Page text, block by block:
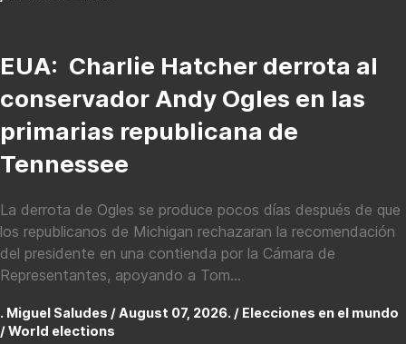
EUA: Charlie Hatcher derrota al
conservador Andy Ogles en las
primarias republicana de
Tennessee
La derrota de Ogles se produce pocos días después de que
los republicanos de Michigan rechazaran la recomendación
del presidente en una contienda por la Cámara de
Representantes, apoyando a Tom...
. Miguel Saludes / August 07, 2026. / Elecciones en el mundo
/ World elections